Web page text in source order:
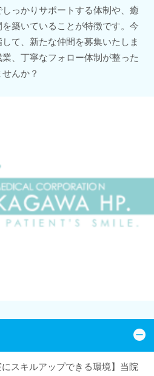
っかりサポートする体制や、癒
築いていることが特徴です。今
て、新たな仲間を募集いたしま
、丁寧なフォロー体制が整った
んか？
にスキルアップできる環境】当院